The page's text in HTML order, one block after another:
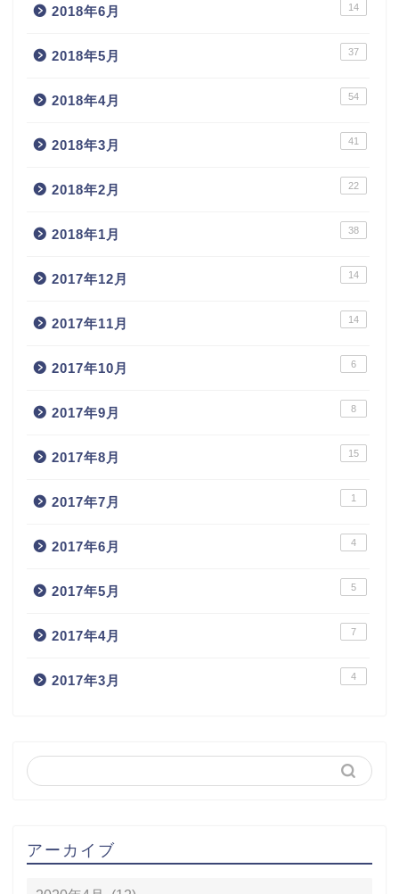
2018年6月 14
2018年5月 37
2018年4月 54
2018年3月 41
2018年2月 22
2018年1月 38
2017年12月 14
2017年11月 14
2017年10月 6
2017年9月 8
2017年8月 15
2017年7月 1
2017年6月 4
2017年5月 5
2017年4月 7
2017年3月 4
アーカイブ